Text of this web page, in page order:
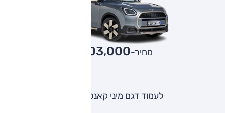
מחיר-₪403,000
לעמוד דגם מיני קאנטרימן